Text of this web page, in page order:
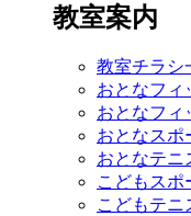
教室案内
教室チラシ
おとなフ
おとなフィ
おとなスポ
おとなテニ
こどもスポ
こどもテニ